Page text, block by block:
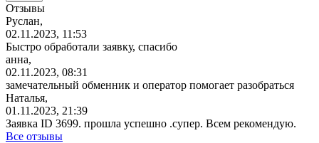
Отзывы
Руслан,
02.11.2023, 11:53
Быстро обработали заявку, спасибо
анна,
02.11.2023, 08:31
замечательный обменник и оператор помогает разобраться
Наталья,
01.11.2023, 21:39
Заявка ID 3699. прошла успешно .супер. Всем рекомендую.
Все отзывы